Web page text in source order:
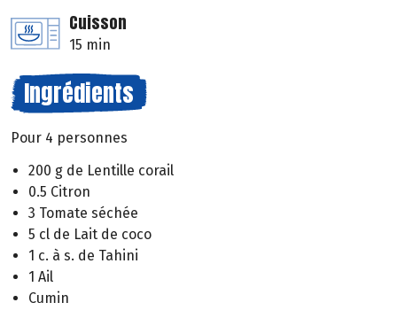
Cuisson
15 min
Ingrédients
Pour 4 personnes
200 g de Lentille corail
0.5 Citron
3 Tomate séchée
5 cl de Lait de coco
1 c. à s. de Tahini
1 Ail
Cumin